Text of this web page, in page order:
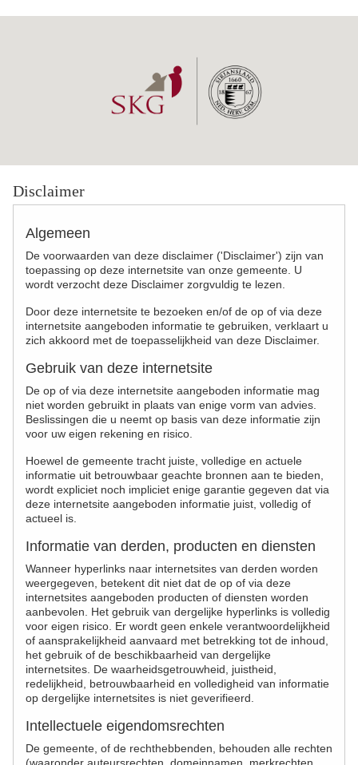
Disclaimer
Algemeen
De voorwaarden van deze disclaimer ('Disclaimer') zijn van
toepassing op deze internetsite van onze gemeente. U
wordt verzocht deze Disclaimer zorgvuldig te lezen.
Door deze internetsite te bezoeken en/of de op of via deze
internetsite aangeboden informatie te gebruiken, verklaart u
zich akkoord met de toepasselijkheid van deze Disclaimer.
Gebruik van deze internetsite
De op of via deze internetsite aangeboden informatie mag
niet worden gebruikt in plaats van enige vorm van advies.
Beslissingen die u neemt op basis van deze informatie zijn
voor uw eigen rekening en risico.
Hoewel de gemeente tracht juiste, volledige en actuele
informatie uit betrouwbaar geachte bronnen aan te bieden,
wordt expliciet noch impliciet enige garantie gegeven dat via
deze internetsite aangeboden informatie juist, volledig of
actueel is.
Informatie van derden, producten en diensten
Wanneer hyperlinks naar internetsites van derden worden
weergegeven, betekent dit niet dat de op of via deze
internetsites aangeboden producten of diensten worden
aanbevolen. Het gebruik van dergelijke hyperlinks is volledig
voor eigen risico. Er wordt geen enkele verantwoordelijkheid
of aansprakelijkheid aanvaard met betrekking tot de inhoud,
het gebruik of de beschikbaarheid van dergelijke
internetsites. De waarheidsgetrouwheid, juistheid,
redelijkheid, betrouwbaarheid en volledigheid van informatie
op dergelijke internetsites is niet geverifieerd.
Intellectuele eigendomsrechten
De gemeente, of de rechthebbenden, behouden alle rechten
(waaronder auteursrechten, domeinnamen, merkrechten,